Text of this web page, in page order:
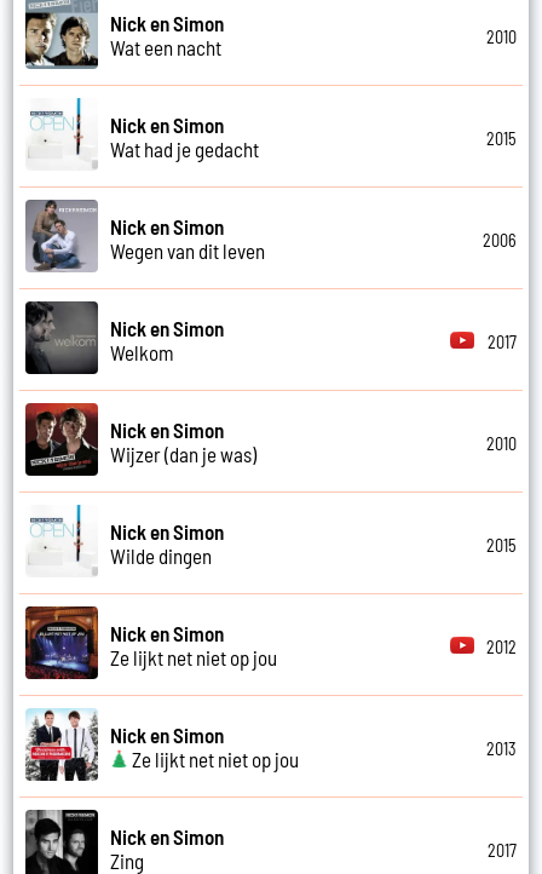
Nick en Simon
Wat een nacht
2010
Nick en Simon
Wat had je gedacht
2015
Nick en Simon
Wegen van dit leven
2006
Nick en Simon
Welkom
2017
Nick en Simon
Wijzer (dan je was)
2010
Nick en Simon
Wilde dingen
2015
Nick en Simon
Ze lijkt net niet op jou
2012
Nick en Simon
Ze lijkt net niet op jou
2013
Nick en Simon
Zing
2017